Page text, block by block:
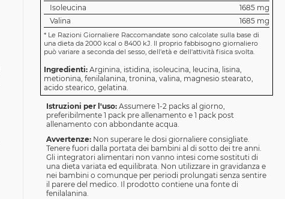
Isoleucina
1685 mg
Valina
1685 mg
*Le Razioni Giornaliere Raccomandate sono calcolate sulla base di
una dieta da 2000 kcal o 8400 kJ. Il proprio fabbisogno giornaliero
può variare a seconda del sesso, dell'età e dell'attività fisica svolta.
Ingredienti: Arginina, istidina, isoleucina, leucina, lisina,
metionina, fenilalanina, tronina, valina, magnesio stearato,
acido stearico, gelatina.
Istruzioni per l'uso: Assumere 1-2 packs al giorno,
preferibilmente 1 pack pre allenamento e 1 pack post
allenamento con abbondante acqua.
Avvertenze: Non superare le dosi giornaliere consigliate.
Tenere fuori dalla portata dei bambini al di sotto dei tre anni.
Gli integratori alimentari non vanno intesi come sostituti di
una dieta variata ed equilibrata. Non utilizzare in gravidanza e
nei bambini o comunque per periodi prolungati senza sentire
il parere del medico. Il prodotto contiene una fonte di
fenilalanina.